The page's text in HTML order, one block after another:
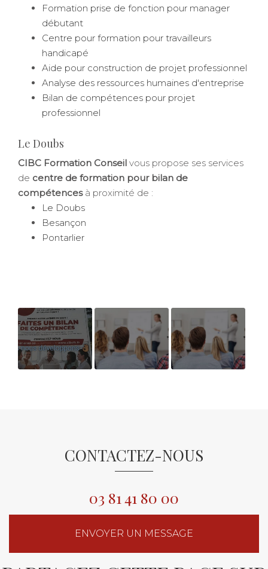
Formation prise de fonction pour manager
débutant
Centre pour formation pour travailleurs
handicapé
Aide pour construction de projet professionnel
Analyse des ressources humaines d'entreprise
Bilan de compétences pour projet
professionnel
Le Doubs
CIBC Formation Conseil vous propose ses services
de centre de formation pour bilan de
compétencesà proximité de :
Le Doubs
Besançon
Pontarlier
CONTACTEZ-NOUS
03 81 41 80 00
ENVOYER UN MESSAGE